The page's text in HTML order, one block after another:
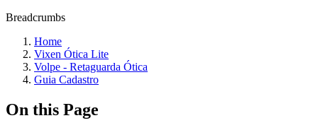
Breadcrumbs
Home
Vixen Ótica Lite
Volpe - Retaguarda Ótica
Guia Cadastro
On this Page